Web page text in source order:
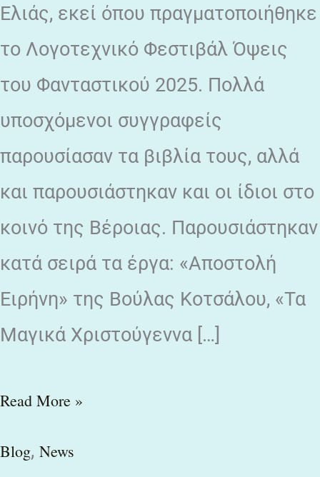
Ελιάς, εκεί όπου πραγματοποιήθηκε
το Λογοτεχνικό Φεστιβάλ Όψεις
του Φανταστικού 2025. Πολλά
υποσχόμενοι συγγραφείς
παρουσίασαν τα βιβλία τους, αλλά
και παρουσιάστηκαν και οι ίδιοι στο
κοινό της Βέροιας. Παρουσιάστηκαν
κατά σειρά τα έργα: «Αποστολή
Ειρήνη» της Βούλας Κοτσάλου, «Τα
Μαγικά Χριστούγεννα […]
Read More »
Blog, News